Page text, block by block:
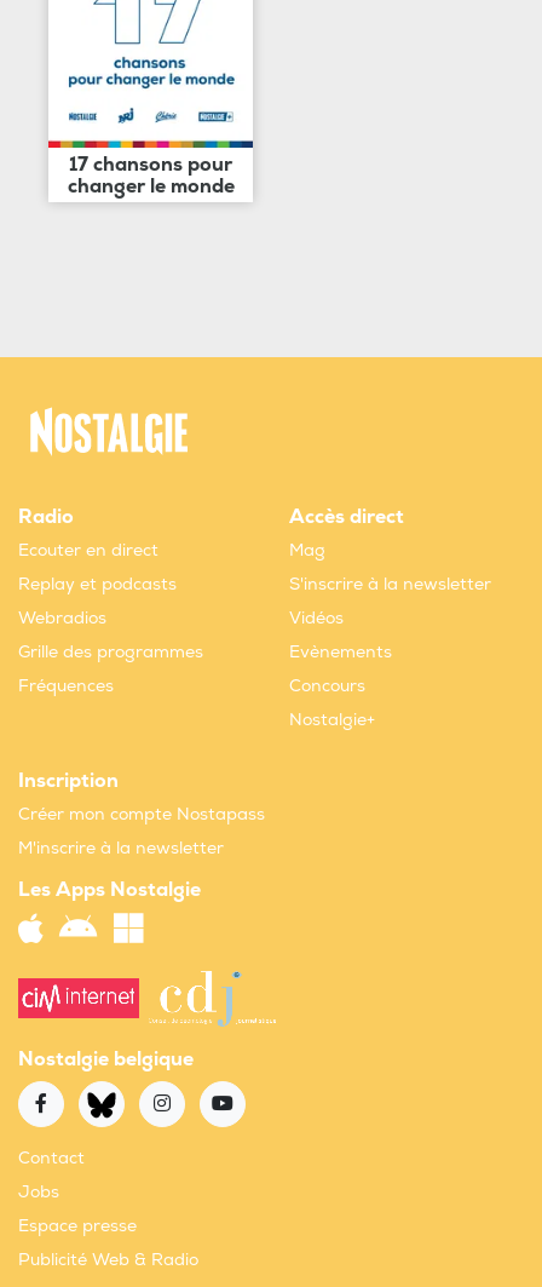
17 chansons pour
changer le monde
Radio
Ecouter en direct
Replay et podcasts
Webradios
Grille des programmes
Fréquences
Accès direct
Mag
S'inscrire à la newsletter
Vidéos
Evènements
Concours
Nostalgie+
Inscription
Créer mon compte Nostapass
M'inscrire à la newsletter
Les Apps Nostalgie
Nostalgie belgique
Contact
Jobs
Espace presse
Publicité Web & Radio